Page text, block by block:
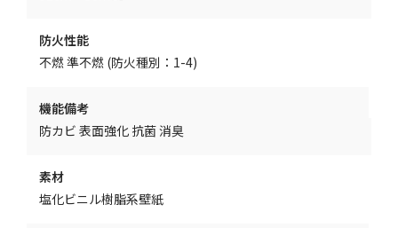
防火性能
不燃 準不燃 (防火種別：1-4)
機能備考
防カビ 表面強化 抗菌 消臭
素材
塩化ビニル樹脂系壁紙